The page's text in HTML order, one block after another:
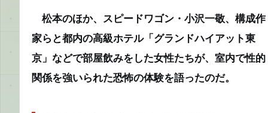
松本のほか、スピードワゴン・小沢一敬、構成作
家らと都内の高級ホテル「グランドハイアット東
京」などで部屋飲みをした女性たちが、室内で性的
関係を強いられた恐怖の体験を語ったのだ。